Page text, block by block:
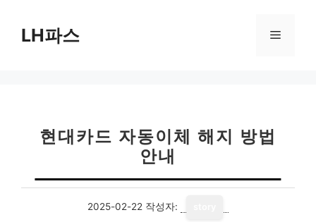
LH파스 메
현대카드 자동이체 해지 방법
안내
2025-02-22 작성자: